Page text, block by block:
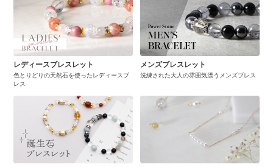
レディースブレスレット
色とりどりの天然石を使ったレディースブ
レス
メンズブレスレット
洗練された大人の雰囲気漂うメンズブレス